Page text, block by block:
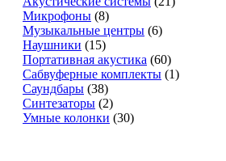
Микрофоны (8)
Музыкальные центры (6)
Наушники (15)
Портативная акустика (60)
Сабвуферные комплекты (1)
Саундбары (38)
Синтезаторы (2)
Умные колонки (30)